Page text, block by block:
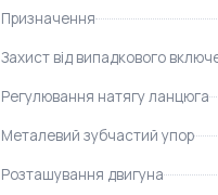
Призначення
Захист від випадкового
Регулювання натягу ланцюга
Металевий зубчастий упор
Розташування двигуна